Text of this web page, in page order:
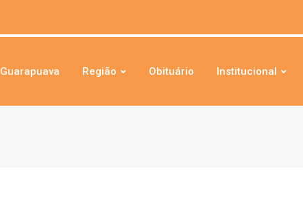
Guarapuava Região Obituário Institucional